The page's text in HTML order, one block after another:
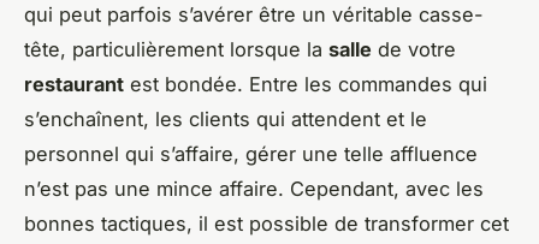
qui peut parfois s’avérer être un véritable casse-
tête, particulièrement lorsque la salle de votre
restaurant est bondée. Entre les commandes qui
s’enchaînent, les clients qui attendent et le
personnel qui s’affaire, gérer une telle affluence
n’est pas une mince affaire. Cependant, avec les
bonnes tactiques, il est possible de transformer cet